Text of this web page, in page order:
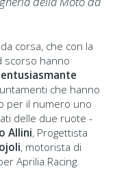
corsa, che con la
scorso hanno
che hanno
per il numero uno
delle due ruote -
Allini, Progettista
, motorista di
Aprilia Racing.